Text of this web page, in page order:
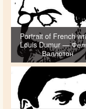
Portrait of French
Louis Dumur —
Валлотон